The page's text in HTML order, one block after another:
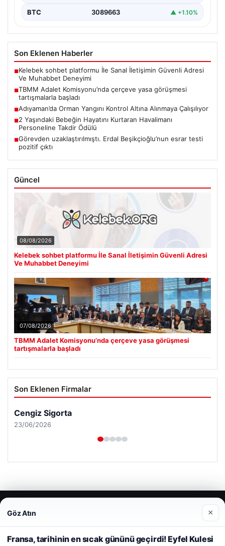
BTC 3089663 ▲ +1.10%
Son Eklenen Haberler
■Kelebek sohbet platformu İle Sanal İletişimin Güvenli Adresi
Ve Muhabbet Deneyimi
■TBMM Adalet Komisyonu’nda çerçeve yasa görüşmesi
tartışmalarla başladı
■Adıyaman’da Orman Yangını Kontrol Altına Alınmaya Çalışılıyor
■2 Yaşındaki Bebeğin Hayatını Kurtaran Havalimanı
Personeline Takdir Ödülü
■Görevden uzaklaştırılmıştı. Erdal Beşikçioğlu’nun esrar testi
pozitif çıktı
Güncel
08/08/2026
Kelebek sohbet platformu İle Sanal İletişimin Güvenli Adresi
Ve Muhabbet Deneyimi
07/08/2026
TBMM Adalet Komisyonu’nda çerçeve yasa görüşmesi
tartışmalarla başladı
Son Eklenen Firmalar
Cengiz Sigorta
23/06/2026
Web sitemizi nasıl kullandığınızı daha iyi anlayabilmek,
deneyiminizi kişiselleştirmek ve geliştirmek amacıyla çerezler
kullanıyoruz.Çerez Politikamız
Göz Atın ×
Fransa, tarihinin en sıcak gününü geçirdi! Eyfel Kulesi
Yeminli Tercüman|Malta Dil Okulu|lemagrup.com.tr